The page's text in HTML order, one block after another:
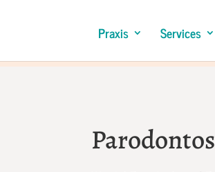
Praxis Services